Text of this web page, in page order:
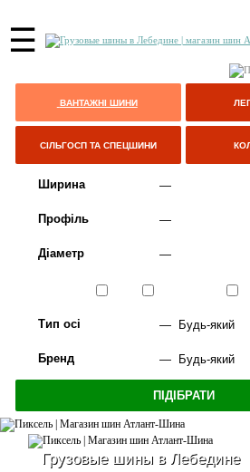
☰
ВАНТАЖНІ ШИНИ
СІЛЬГОСП ТА СПЕЦШИНИ
Ширина
Профіль
Діаметр
Тип осі
Бренд
Грузовые шины в Лебедине